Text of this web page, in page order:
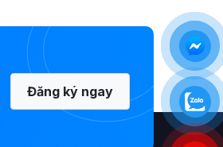
Đăng ký ngay